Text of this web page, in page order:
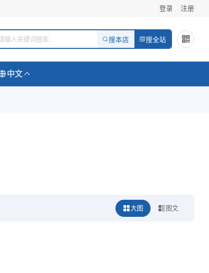
登录 注册
搜本店 搜全站
中文
大图 图文